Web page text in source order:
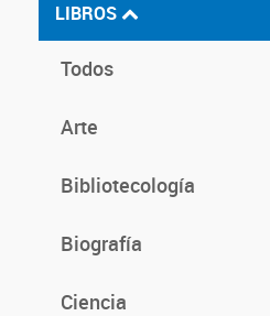
LIBROS
Todos
Arte
Bibliotecología
Biografía
Ciencia